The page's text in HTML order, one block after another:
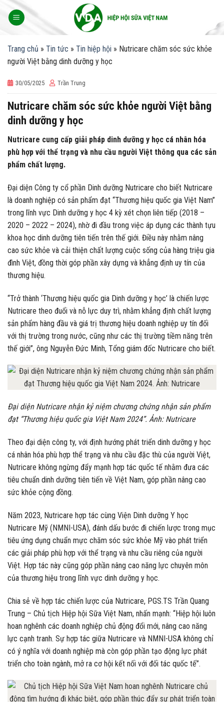
Trang chủ » Tin tức » Tin hiệp hội » Nutricare chăm sóc sức khỏe
người Việt bằng dinh dưỡng y học
30/05/2025 Trần Trung
Nutricare chăm sóc sức khỏe người Việt bằng
dinh dưỡng y học
Nutricare cung cấp giải pháp dinh dưỡng y học cá nhân hóa
phù hợp với thể trạng và nhu cầu người Việt thông qua các sản
phẩm chất lượng.
Đại diện Công ty cổ phần Dinh dưỡng Nutricare cho biết Nutricare
là doanh nghiệp có sản phẩm đạt “Thương hiệu quốc gia Việt Nam”
trong lĩnh vực Dinh dưỡng y học 4 kỳ xét chọn liên tiếp (2018 –
2020 – 2022 – 2024), nhờ đi đầu trong việc áp dụng các thành tựu
khoa học dinh dưỡng tiên tiến trên thế giới. Điều này nhằm nâng
cao sức khỏe và cải thiện chất lượng cuộc sống của hàng triệu gia
đình Việt, đồng thời góp phần xây dựng và khẳng định uy tín của
thương hiệu.
“Trở thành ‘Thương hiệu quốc gia Dinh dưỡng y học’ là chiến lược
Nutricare theo đuổi và nỗ lực duy trì, nhằm khẳng định chất lượng
sản phẩm hàng đầu và giá trị thương hiệu doanh nghiệp uy tín đối
với thị trường trong nước, cũng như các thị trường tiềm năng trên
thế giới”, ông Nguyễn Đức Minh, Tổng giám đốc Nutricare cho biết.
Đại diện Nutricare nhận kỷ niệm chương chứng nhận sản phẩm
đạt “Thương hiệu quốc gia Việt Nam 2024”. Ảnh: Nutricare
Theo đại diện công ty, với định hướng phát triển dinh dưỡng y học
cá nhân hóa phù hợp thể trạng và nhu cầu đặc thù của người Việt,
Nutricare không ngừng đẩy mạnh hợp tác quốc tế nhằm đưa các
tiêu chuẩn dinh dưỡng tiên tiến về Việt Nam, góp phần nâng cao
sức khỏe cộng đồng.
Năm 2023, Nutricare hợp tác cùng Viện Dinh dưỡng Y học
Nutricare Mỹ (NMNI-USA), đánh dấu bước đi chiến lược trong mục
tiêu ứng dụng chuẩn mực chăm sóc sức khỏe Mỹ vào phát triển
các giải pháp phù hợp với thể trạng và nhu cầu riêng của người
Việt. Hợp tác này cũng góp phần nâng cao năng lực chuyên môn
của thương hiệu trong lĩnh vực dinh dưỡng y học.
Chia sẻ về hợp tác chiến lược của Nutricare, PGS.TS Trần Quang
Trung – Chủ tịch Hiệp hội Sữa Việt Nam, nhấn mạnh: “Hiệp hội luôn
hoan nghênh các doanh nghiệp chủ động đổi mới, nâng cao năng
lực cạnh tranh. Sự hợp tác giữa Nutricare và NMNI-USA không chỉ
có ý nghĩa với doanh nghiệp mà còn góp phần tạo động lực phát
triển cho toàn ngành, mở ra cơ hội kết nối với đối tác quốc tế”.